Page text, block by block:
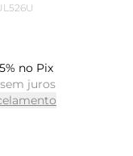
no Pix
sem juros